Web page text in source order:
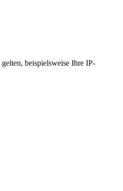
beispielsweise Ihre IP-